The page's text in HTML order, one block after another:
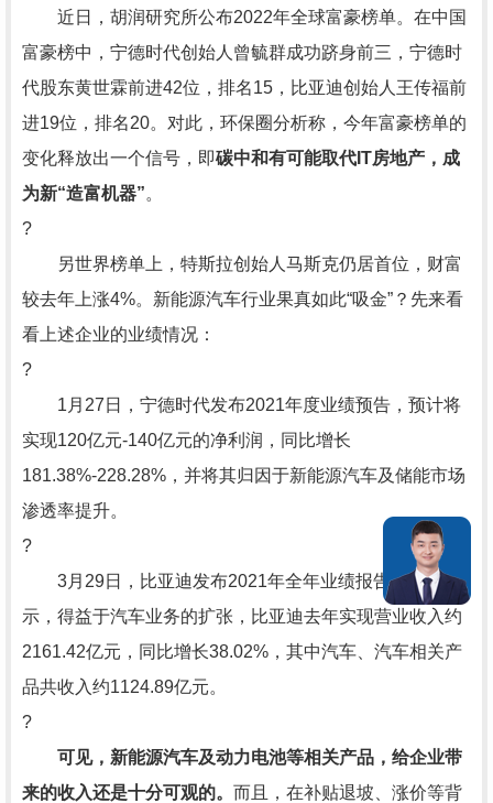
近日，胡润研究所公布2022年全球富豪榜单。在中国
富豪榜中，宁德时代创始人曾毓群成功跻身前三，宁德时
代股东黄世霖前进42位，排名15，比亚迪创始人王传福前
进19位，排名20。对此，环保圈分析称，今年富豪榜单的
变化释放出一个信号，即碳中和有可能取代IT房地产，成
为新“造富机器”。
?
另世界榜单上，特斯拉创始人马斯克仍居首位，财富
较去年上涨4%。新能源汽车行业果真如此“吸金”？先来看
看上述企业的业绩情况：
?
1月27日，宁德时代发布2021年度业绩预告，预计将
实现120亿元-140亿元的净利润，同比增长
181.38%-228.28%，并将其归因于新能源汽车及储能市场
渗透率提升。
?
3月29日，比亚迪发布2021年全年业绩报告。报告显
示，得益于汽车业务的扩张，比亚迪去年实现营业收入约
2161.42亿元，同比增长38.02%，其中汽车、汽车相关产
品共收入约1124.89亿元。
?
可见，新能源汽车及动力电池等相关产品，给企业带
来的收入还是十分可观的。 而且，在补贴退坡、涨价等背